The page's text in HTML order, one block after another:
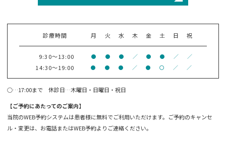
診療時間 月 火 水 木 金 土 日 祝
9:30～13:00 ● ● ● ／ ● ● ／ ／
14:30～19:00 ● ● ● ／ ● 〇 ／ ／
○…17:00まで 休診日…木曜日・日曜日・祝日
【ご予約にあたってのご案内】
当院のWEB予約システムは患者様に無料でご利用いただけます。ご予約のキャンセ
ル・変更は、お電話またはWEB予約よりご連絡ください。